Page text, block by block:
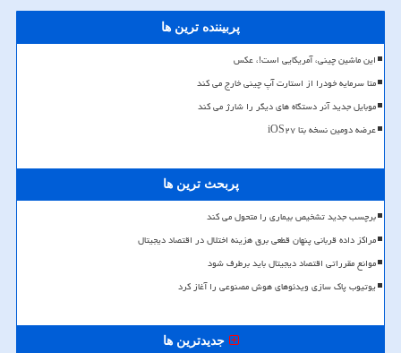
پربیننده ترین ها
این ماشین چینی، آمریکایی است!، عکس
متا سرمایه خودرا از استارت آپ چینی خارج می کند
موبایل جدید آنر دستگاه های دیگر را شارژ می کند
عرضه دومین نسخه بتا iOS۲۷
پربحث ترین ها
برچسب جدید تشخیص بیماری را متحول می کند
مراکز داده قربانی پنهان قطعی برق هزینه اختلال در اقتصاد دیجیتال
موانع مقرراتی اقتصاد دیجیتال باید برطرف شود
یوتیوب پاک سازی ویدئوهای هوش مصنوعی را آغاز کرد
جدیدترین ها